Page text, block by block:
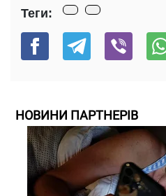
Теги:
НОВИНИ ПАРТНЕРІВ